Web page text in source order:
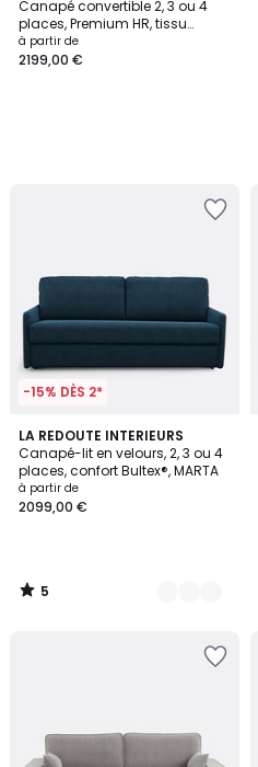
Canapé convertible 2, 3 ou 4
places, Premium HR, tissu
texturé moucheté, CECILIA
à partir de
2199,00 €
-15% DÈS 2*
LA REDOUTE INTERIEURS
Canapé-lit en velours, 2, 3 ou 4
places, confort Bultex®, MARTA
à partir de
2099,00 €
5
/
5
7
Couleurs
5
/